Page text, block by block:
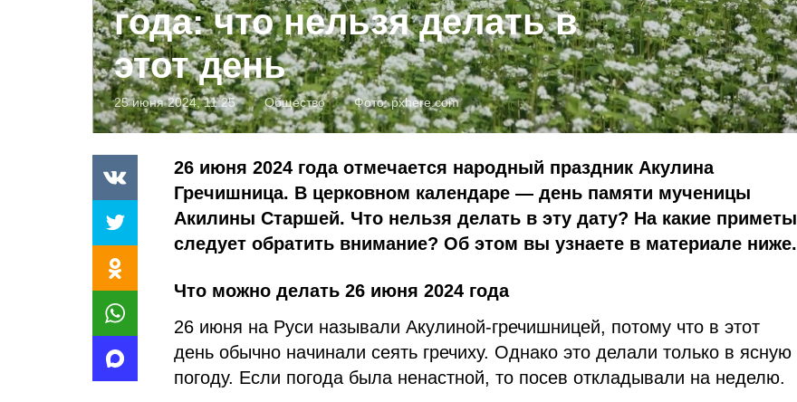
года: что нельзя делать в
этот день
25 июня 2024, 11:25 Общество Фото:pxhere.com
26 июня 2024 года отмечается народный праздник Акулина
Гречишница. В церковном календаре — день памяти мученицы
Акилины Старшей. Что нельзя делать в эту дату? На какие приметы
следует обратить внимание? Об этом вы узнаете в материале ниже.
Что можно делать 26 июня 2024 года
26 июня на Руси называли Акулиной-гречишницей, потому что в этот
день обычно начинали сеять гречиху. Однако это делали только в ясную
погоду. Если погода была ненастной, то посев откладывали на неделю.